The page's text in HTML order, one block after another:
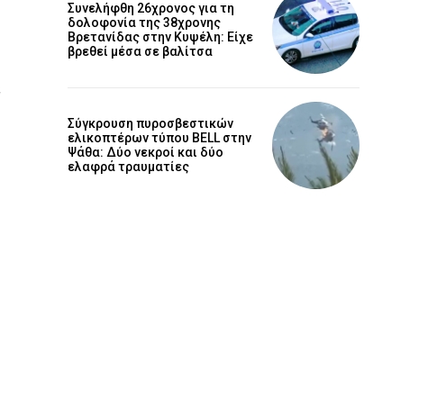
Συνελήφθη 26χρονος για τη
δολοφονία της 38χρονης
Βρετανίδας στην Κυψέλη: Είχε
βρεθεί μέσα σε βαλίτσα
Σύγκρουση πυροσβεστικών
ελικοπτέρων τύπου BELL στην
Ψάθα: Δύο νεκροί και δύο
ελαφρά τραυματίες